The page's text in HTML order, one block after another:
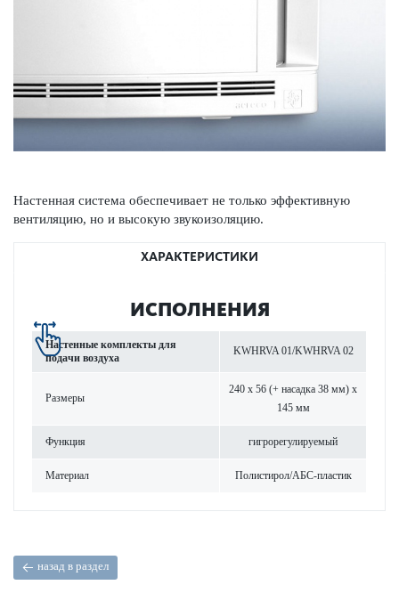
Настенная сис­тема обеспечивает не только эффективную
вентиляцию, но и выс­окую звук­ои­з­ол­яцию.
ХАРАКТЕРИСТИКИ
ИСПОЛНЕНИЯ
Настенные комплекты для
подачи воздуха
KWHRVA 01/KWHRVA 02
Размеры
240 x 56 (+ насадка 38 мм) x
145 мм
Функция гигро­р­егулируемый
Материал Поли­с­тирол/АБС-пла­стик
назад в раздел